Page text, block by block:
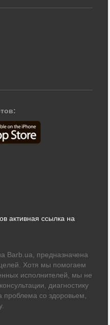
активная ссылка на
Barb.ua, предназначена
Хотя мы помогаем
исполнителей, мы не
диагностику
проблема со здоровьем,